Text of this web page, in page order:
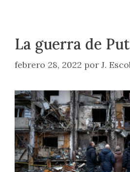
La guerra de
febrero 28, 2022 por J.